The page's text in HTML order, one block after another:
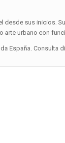
desde sus inicios.
urbano con
España. Consulta